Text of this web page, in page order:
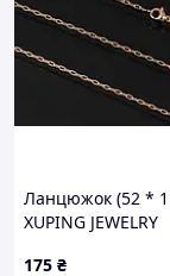
Ланцюжок (52 *
XUPING JEWELRY
175 ₴